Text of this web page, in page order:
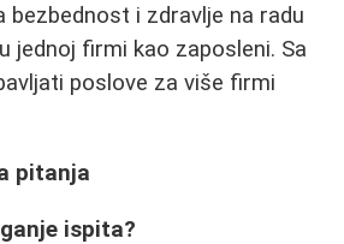
bezbednost i zdravlje na radu
jednoj firmi kao zaposleni. Sa
poslove za više firmi
pitanja
ispita?